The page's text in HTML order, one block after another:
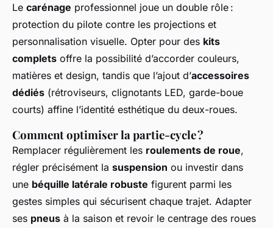
Le carénage professionnel joue un double rôle :
protection du pilote contre les projections et
personnalisation visuelle. Opter pour des kits
complets offre la possibilité d’accorder couleurs,
matières et design, tandis que l’ajout d’accessoires
dédiés (rétroviseurs, clignotants LED, garde-boue
courts) affine l’identité esthétique du deux-roues.
Comment optimiser la partie-cycle ?
Remplacer régulièrement les roulements de roue,
régler précisément la suspension ou investir dans
une béquille latérale robuste figurent parmi les
gestes simples qui sécurisent chaque trajet. Adapter
ses pneus à la saison et revoir le centrage des roues